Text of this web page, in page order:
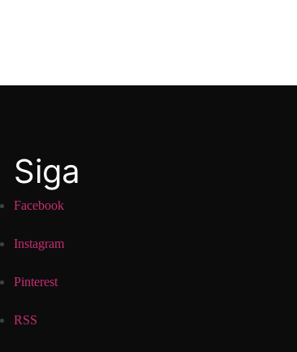
Siga
Facebook
Instagram
Pinterest
RSS